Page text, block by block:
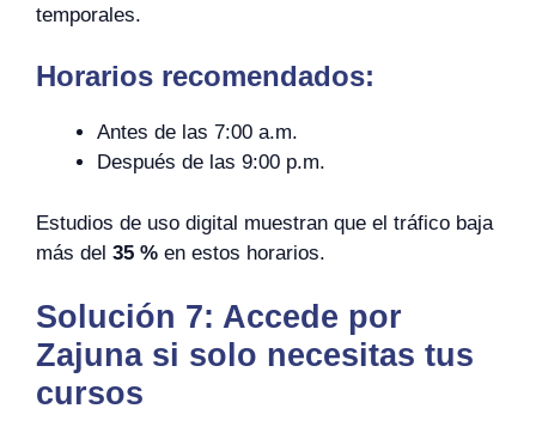
temporales.
Horarios recomendados:
Antes de las 7:00 a.m.
Después de las 9:00 p.m.
Estudios de uso digital muestran que el tráfico baja
más del 35 % en estos horarios.
Solución 7: Accede por
Zajuna si solo necesitas tus
cursos